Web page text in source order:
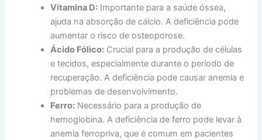
Vitamina D: Importante para a saúde óssea,
ajuda na absorção de cálcio. A deficiência pode
aumentar o risco de osteoporose.
Ácido Fólico: Crucial para a produção de células
e tecidos, especialmente durante o período de
recuperação. A deficiência pode causar anemia e
problemas de desenvolvimento.
Ferro: Necessário para a produção de
hemoglobina. A deficiência de ferro pode levar à
anemia ferropriva, que é comum em pacientes